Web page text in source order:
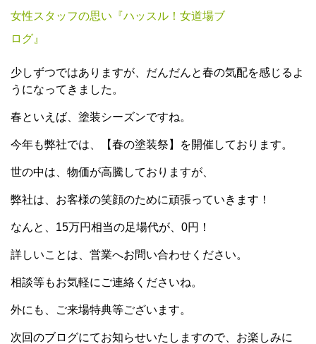
女性スタッフの思い『ハッスル！女道場ブ
ログ』
少しずつではありますが、だんだんと春の気配を感じるよ
うになってきました。
春といえば、塗装シーズンですね。
今年も弊社では、【春の塗装祭】を開催しております。
世の中は、物価が高騰しておりますが、
弊社は、お客様の笑顔のために頑張っていきます！
なんと、15万円相当の足場代が、0円！
詳しいことは、営業へお問い合わせください。
相談等もお気軽にご連絡くださいね。
外にも、ご来場特典等ございます。
次回のブログにてお知らせいたしますので、お楽しみに